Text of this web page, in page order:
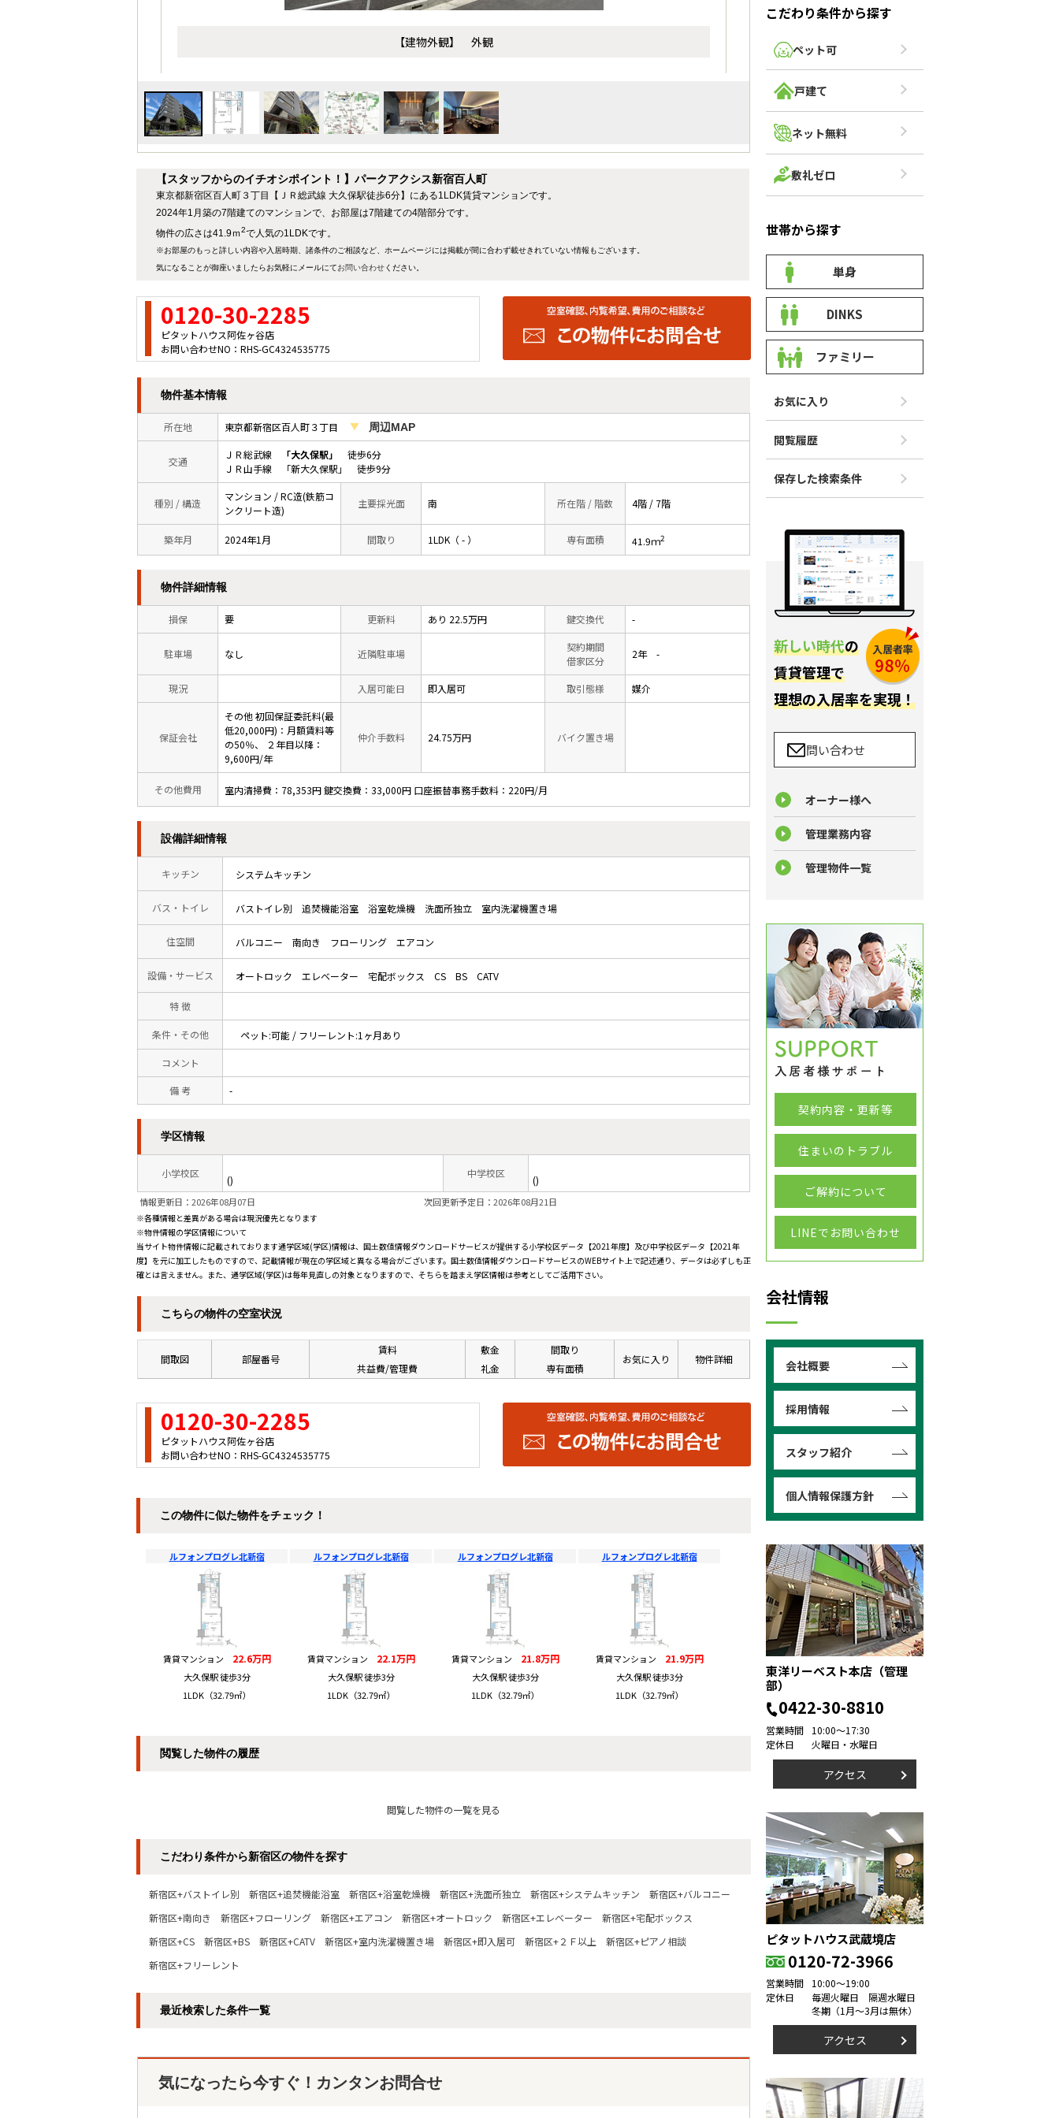
【建物外観】 外観
【スタッフからのイチオシポイント！】パークアクシス新宿百人町
東京都新宿区百人町３丁目【ＪＲ総武線 大久保駅徒歩6分】にある1LDK賃貸マンションです。
2024年1月築の7階建てのマンションで、お部屋は7階建ての4階部分です。
物件の広さは41.9ｍ2で人気の1LDKです。
※お部屋のもっと詳しい内容や入居時期、諸条件のご相談など、ホームページには掲載が間に合わず載せきれていない情報もございます。
気になることが御座いましたらお気軽にメールにてお問い合わせください。
0120-30-2285
ピタットハウス阿佐ヶ谷店
お問い合わせNO：RHS-GC4324535775
物件基本情報
所在地 東京都新宿区百人町３丁目 周辺MAP
交通
ＪＲ総武線 「大久保駅」
徒歩6分
ＪＲ山手線 「新大久保駅」 徒歩9分
種別 / 構造
マンション / RC造(鉄筋コ
ンクリート造)
主要採光面 南 所在階 / 階数 4階 / 7階
築年月 2024年1月 間取り 1LDK（ - ） 専有面積 41.9ｍ2
物件詳細情報
損保 要 更新料 あり 22.5万円 鍵交換代 -
駐車場 なし 近隣駐車場
契約期間
借家区分
2年 -
現況 入居可能日 即入居可 取引態様 媒介
保証会社
その他 初回保証委託料(最
低20,000円)：月額賃料等
の50％、 ２年目以降：
9,600円/年
仲介手数料 24.75万円 バイク置き場
その他費用 室内清掃費：78,353円 鍵交換費：33,000円 口座振替事務手数料：220円/月
設備詳細情報
キッチン システムキッチン
バス・トイレ バストイレ別 追焚機能浴室 浴室乾燥機 洗面所独立 室内洗濯機置き場
住空間 バルコニー 南向き フローリング エアコン
設備・サービス オートロック エレベーター 宅配ボックス CS BS CATV
特 徴
条件・その他 ペット:可能 / フリーレント:1ヶ月あり
コメント
備 考 -
学区情報
小学校区
()
中学校区
()
情報更新日：2026年08月07日 次回更新予定日：2026年08月21日
※各種情報と差異がある場合は現況優先となります
※物件情報の学区情報について
当サイト物件情報に記載されております通学区域(学区)情報は、国土数値情報ダウンロードサービスが提供する小学校区データ【2021年度】及び中学校区データ【2021年
度】を元に加工したものですので、記載情報が現在の学区域と異なる場合がございます。国土数値情報ダウンロードサービスのWEBサイト上で記述通り、データは必ずしも正
確とは言えません。また、通学区域(学区)は毎年見直しの対象となりますので、そちらを踏まえ学区情報は参考としてご活用下さい。
こちらの物件の空室状況
間取図 部屋番号
賃料
共益費/管理費
敷金
礼金
間取り
専有面積
お気に入り 物件詳細
0120-30-2285
ピタットハウス阿佐ヶ谷店
お問い合わせNO：RHS-GC4324535775
この物件に似た物件をチェック！
ルフォンプログレ北新宿
賃貸マンション 22.6万円
大久保駅 徒歩3分
1LDK（32.79㎡）
ルフォンプログレ北新宿
賃貸マンション 22.1万円
大久保駅 徒歩3分
1LDK（32.79㎡）
ルフォンプログレ北新宿
賃貸マンション 21.8万円
大久保駅 徒歩3分
1LDK（32.79㎡）
ルフォンプログレ北新宿
賃貸マンション 21.9万円
大久保駅 徒歩3分
1LDK（32.79㎡）
閲覧した物件の履歴
閲覧した物件の一覧を見る
こだわり条件から新宿区の物件を探す
新宿区+バストイレ別 新宿区+追焚機能浴室 新宿区+浴室乾燥機 新宿区+洗面所独立 新宿区+システムキッチン
新宿区+バルコニー
新宿区+南向き
新宿区+フローリング 新宿区+エアコン 新宿区+オートロック 新宿区+エレベーター
新宿区+宅配ボックス
新宿区+CS
新宿区+BS 新宿区+CATV 新宿区+室内洗濯機置き場 新宿区+即入居可 新宿区+２Ｆ以上
新宿区+ピアノ相談
新宿区+フリーレント
最近検索した条件一覧
気になったら今すぐ！カンタンお問合せ
こだわり条件から探す
ペット可
戸建て
ネット無料
敷礼ゼロ
世帯から探す
単身
DINKS
ファミリー
お気に入り
閲覧履歴
保存した検索条件
新しい時代の
賃貸管理で
理想の入居率を実現！
問い合わせ
オーナー様へ
管理業務内容
管理物件一覧
契約内容・更新等
住まいのトラブル
ご解約について
LINEでお問い合わせ
会社情報
会社概要
採用情報
スタッフ紹介
個人情報保護方針
東洋リーベスト本店（管理
部）
0422-30-8810
営業時間
10:00～17:30
定休日
火曜日・水曜日
アクセス
ピタットハウス武蔵境店
0120-72-3966
営業時間
10:00～19:00
定休日
毎週火曜日 隔週水曜日
冬期（1月～3月は無休）
アクセス